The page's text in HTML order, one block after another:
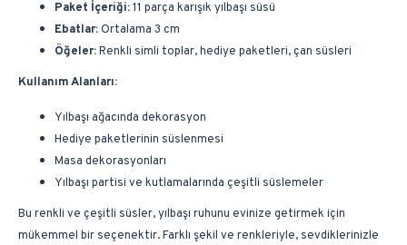
Paket İçeriği:11 parça karışık yılbaşı süsü
Ebatlar:Ortalama 3 cm
Öğeler:Renkli simli toplar, hediye paketleri, çan süsleri
Kullanım Alanları:
Yılbaşı ağacında dekorasyon
Hediye paketlerinin süslenmesi
Masa dekorasyonları
Yılbaşı partisi ve kutlamalarında çeşitli süslemeler
Bu renkli ve çeşitli süsler, yılbaşı ruhunu evinize getirmek için
mükemmel bir seçenektir. Farklı şekil ve renkleriyle, sevdiklerinizle